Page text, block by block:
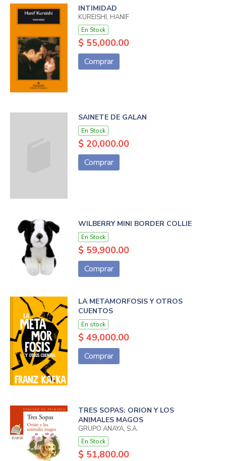
INTIMIDAD
KUREISHI, HANIF
En Stock
$ 55,000.00
Comprar
SAINETE DE GALAN
En Stock
$ 20,000.00
Comprar
WILBERRY MINI BORDER COLLIE
En Stock
$ 59,900.00
Comprar
LA METAMORFOSIS Y OTROS
CUENTOS
En stock
$ 49,000.00
Comprar
TRES SOPAS: ORION Y LOS
ANIMALES MAGOS
GRUPO ANAYA, S.A.
En Stock
$ 51,800.00